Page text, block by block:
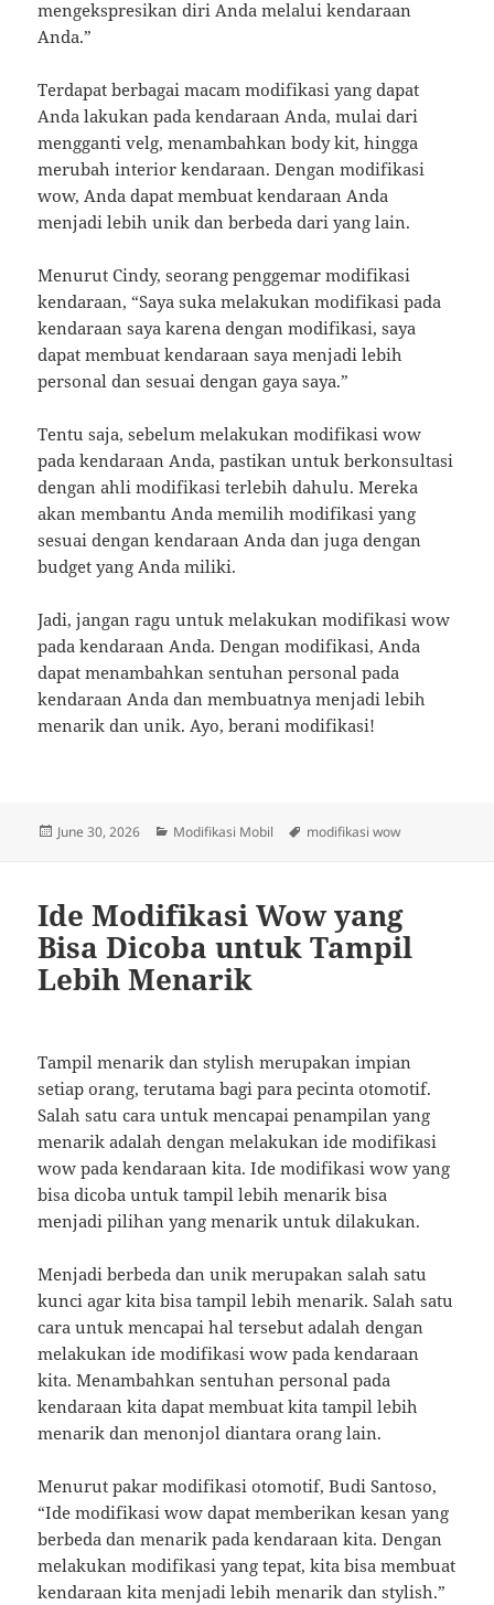
mengekspresikan diri Anda melalui kendaraan
Anda.”
Terdapat berbagai macam modifikasi yang dapat
Anda lakukan pada kendaraan Anda, mulai dari
mengganti velg, menambahkan body kit, hingga
merubah interior kendaraan. Dengan modifikasi
wow, Anda dapat membuat kendaraan Anda
menjadi lebih unik dan berbeda dari yang lain.
Menurut Cindy, seorang penggemar modifikasi
kendaraan, “Saya suka melakukan modifikasi pada
kendaraan saya karena dengan modifikasi, saya
dapat membuat kendaraan saya menjadi lebih
personal dan sesuai dengan gaya saya.”
Tentu saja, sebelum melakukan modifikasi wow
pada kendaraan Anda, pastikan untuk berkonsultasi
dengan ahli modifikasi terlebih dahulu. Mereka
akan membantu Anda memilih modifikasi yang
sesuai dengan kendaraan Anda dan juga dengan
budget yang Anda miliki.
Jadi, jangan ragu untuk melakukan modifikasi wow
pada kendaraan Anda. Dengan modifikasi, Anda
dapat menambahkan sentuhan personal pada
kendaraan Anda dan membuatnya menjadi lebih
menarik dan unik. Ayo, berani modifikasi!
Posted
June 30, 2026 Categories
Modifikasi Mobil Tags
modifikasi wow
Ide Modifikasi Wow yang
Bisa Dicoba untuk Tampil
Lebih Menarik
Tampil menarik dan stylish merupakan impian
setiap orang, terutama bagi para pecinta otomotif.
Salah satu cara untuk mencapai penampilan yang
menarik adalah dengan melakukan ide modifikasi
wow pada kendaraan kita. Ide modifikasi wow yang
bisa dicoba untuk tampil lebih menarik bisa
menjadi pilihan yang menarik untuk dilakukan.
Menjadi berbeda dan unik merupakan salah satu
kunci agar kita bisa tampil lebih menarik. Salah satu
cara untuk mencapai hal tersebut adalah dengan
melakukan ide modifikasi wow pada kendaraan
kita. Menambahkan sentuhan personal pada
kendaraan kita dapat membuat kita tampil lebih
menarik dan menonjol diantara orang lain.
Menurut pakar modifikasi otomotif, Budi Santoso,
“Ide modifikasi wow dapat memberikan kesan yang
berbeda dan menarik pada kendaraan kita. Dengan
melakukan modifikasi yang tepat, kita bisa membuat
kendaraan kita menjadi lebih menarik dan stylish.”